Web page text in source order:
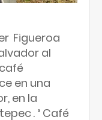
Figueroa
al
café
en una
en la
. “ Café